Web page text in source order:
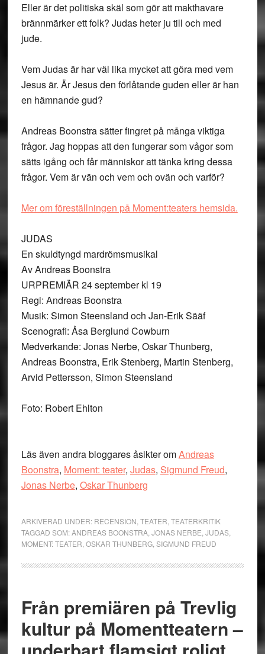
Eller är det politiska skäl som gör att makthavare
brännmärker ett folk? Judas heter ju till och med
jude.
Vem Judas är har väl lika mycket att göra med vem
Jesus är. Är Jesus den förlåtande guden eller är han
en hämnande gud?
Andreas Boonstra sätter fingret på många viktiga
frågor. Jag hoppas att den fungerar som vågor som
sätts igång och får människor att tänka kring dessa
frågor. Vem är vän och vem och ovän och varför?
Mer om föreställningen på Moment:teaters hemsida.
JUDAS
En skuldtyngd mardrömsmusikal
Av Andreas Boonstra
URPREMIÄR 24 september kl 19
Regi: Andreas Boonstra
Musik: Simon Steensland och Jan-Erik Sääf
Scenografi: Åsa Berglund Cowburn
Medverkande: Jonas Nerbe, Oskar Thunberg,
Andreas Boonstra, Erik Stenberg, Martin Stenberg,
Arvid Pettersson, Simon Steensland
Foto: Robert Ehlton
Läs även andra bloggares åsikter omAndreas
Boonstra, Moment: teater, Judas, Sigmund Freud,
Jonas Nerbe, Oskar Thunberg
ARKIVERAD UNDER: RECENSION TEATER TEATERKRITIK
TAGGAD SOM:ANDREAS BOONSTRA, JONAS NERBE JUDAS,
MOMENT: TEATER OSKAR THUNBERG, SIGMUND FREUD
Från premiären på Trevlig
kultur på Momentteatern –